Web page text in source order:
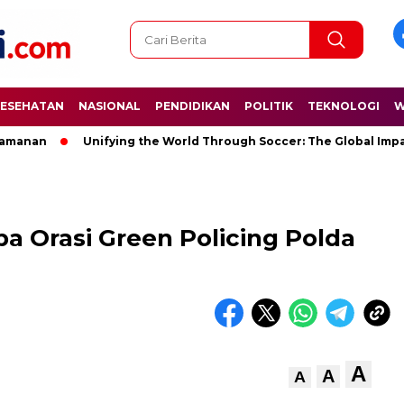
NASIONAL PENDIDIKAN POLITIK TEKNOLOGI
Unifying the World Through Soccer: The Global Impact of the
Orasi Green Policing Polda
A A A